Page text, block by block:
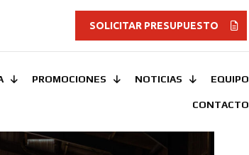
SOLICITAR PRESUPUESTO
PROMOCIONES NOTICIAS EQUIPO
CONTACTO